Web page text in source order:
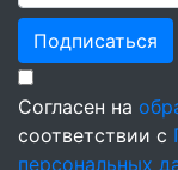
Подписаться
Согласен на
соответствии с
персональных